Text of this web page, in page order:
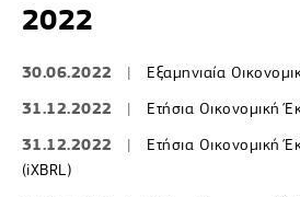
2022
30.06.2022 | Εξαμηνιαία
31.12.2022 | Ετήσια Οικονομική
31.12.2022 | Ετήσια Οικονομική
(iXBRL)